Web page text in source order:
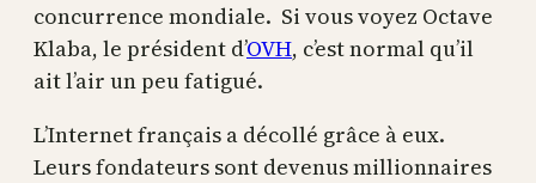
concurrence mondiale. Si vous voyez Octave
Klaba, le président d’OVH, c’est normal qu’il
ait l’air un peu fatigué.
L’Internet français a décollé grâce à eux.
Leurs fondateurs sont devenus millionnaires